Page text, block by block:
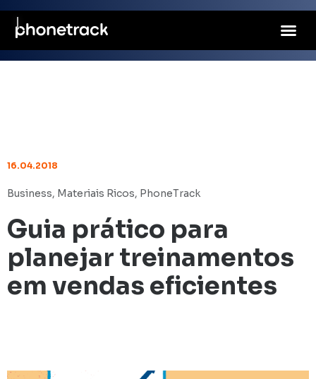
16.04.2018
Business, Materiais Ricos, PhoneTrack
Guia prático para
planejar treinamentos
em vendas eficientes